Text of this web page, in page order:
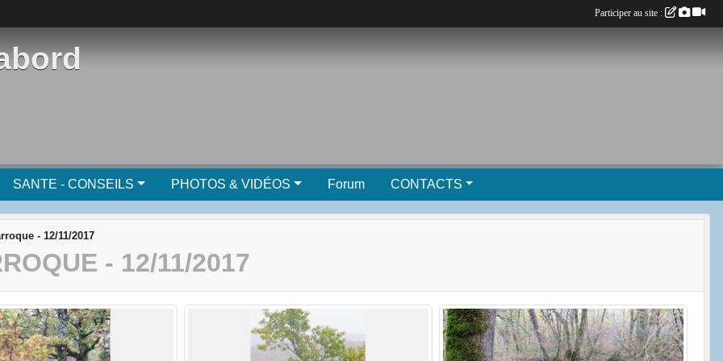
SANTE - CONSEILS PHOTOS & VIDÉOS Forum CONTACTS
- 12/11/2017
- 12/11/2017
Participer au site :